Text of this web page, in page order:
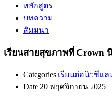
หลักสูตร
บทความ
สัมมนา
เรียนสายสุขภาพที่ Crown
Categories เรียนต่อนิวซีแล
Date 20 พฤศจิกายน 2025